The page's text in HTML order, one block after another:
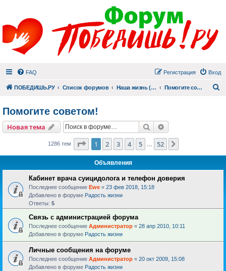
FAQ Вход
Регистрация
ПОБЕДИШЬ.РУ Список форумов Наша жизнь (не всё же о суициде!) Помогите советом!
Помогите советом!
Новая тема Поиск
1286 тем Страница из 52
1 2 3 4 5 52
Объявления
Кабинет врача суицидолога и телефон доверия
Последнее сообщение Ewe « 23 фев 2018, 15:18
Добавлено в форуме Радость жизни
Ответы: 5
Связь с администрацией форума
Последнее сообщение Администратор « 28 апр 2010, 10:11
Добавлено в форуме Радость жизни
Личные сообщения на форуме
Последнее сообщение Администратор « 20 окт 2009, 15:08
Добавлено в форуме Радость жизни